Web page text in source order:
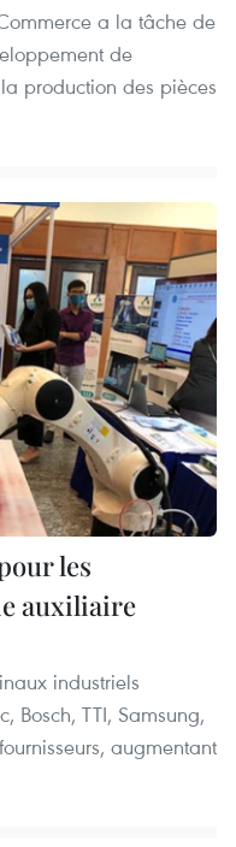
a la tâche de
de
production des pièces
les
auxiliaire
industriels
Bosch, TTI, Samsung,
augmentant